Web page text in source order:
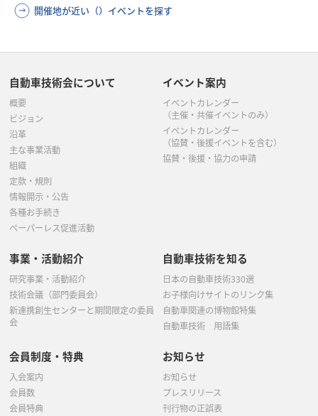
開催地が近い（）イベントを探す
自動車技術会について
概要
ビジョン
沿革
主な事業活動
組織
定款・規則
情報開示・公告
各種お手続き
ペーパーレス促進活動
イベント案内
イベントカレンダー
（主催・共催イベントのみ）
イベントカレンダー
（協賛・後援イベントを含む）
協賛・後援・協力の申請
事業・活動紹介
研究事業・活動紹介
技術会議（部門委員会）
新連携創生センターと期間限定の委員
会
自動車技術を知る
日本の自動車技術330選
お子様向けサイトのリンク集
自動車関連の博物館特集
自動車技術 用語集
会員制度・特典
入会案内
会員数
会員特典
お知らせ
お知らせ
プレスリリース
刊行物の正誤表